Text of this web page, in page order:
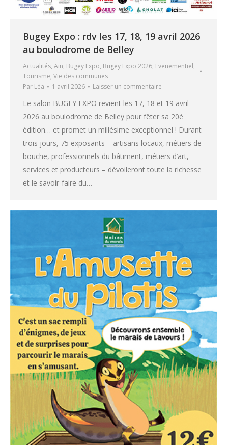
Bugey Expo : rdv les 17, 18, 19 avril 2026
au boulodrome de Belley
Actualités, Ain, Bugey Expo, Bugey Expo 2026, Evenementiel,
Tourisme, Vie des communes
Par Léa 1 avril 2026 Laisser un commentaire
Le salon BUGEY EXPO revient les 17, 18 et 19 avril
2026 au boulodrome de Belley pour fêter sa 20é
édition… et promet un millésime exceptionnel ! Durant
trois jours, 75 exposants – artisans locaux, métiers de
bouche, professionnels du bâtiment, métiers d’art,
services et producteurs – dévoileront toute la richesse
et le savoir-faire du…